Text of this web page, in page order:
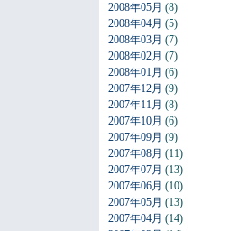
2008年05月 (8)
2008年04月 (5)
2008年03月 (7)
2008年02月 (7)
2008年01月 (6)
2007年12月 (9)
2007年11月 (8)
2007年10月 (6)
2007年09月 (9)
2007年08月 (11)
2007年07月 (13)
2007年06月 (10)
2007年05月 (13)
2007年04月 (14)